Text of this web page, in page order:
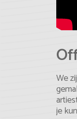
We
je